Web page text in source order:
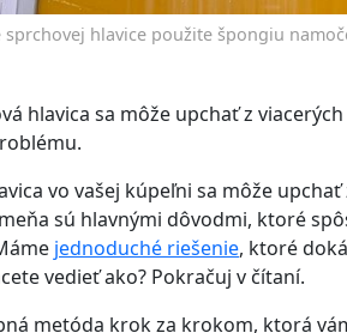
sprchovej hlavice použite špongiu
hlavica sa môže upchať z
vo vašej kúpeľni sa môže
sú hlavnými dôvodmi, ktoré
jednoduché riešenie, ktoré
vedieť ako? Pokračuj v čítaní.
metóda krok za krokom, ktorá